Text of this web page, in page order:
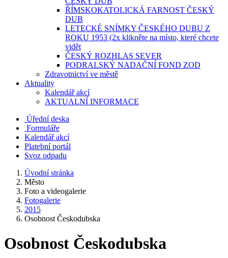
ŘÍMSKOKATOLICKÁ FARNOST ČESKÝ
DUB
LETECKÉ SNÍMKY ČESKÉHO DUBU Z
ROKU 1953 (2x klikněte na místo, které chcete
vidět
ČESKÝ ROZHLAS SEVER
PODRALSKÝ NADAČNÍ FOND ZOD
Zdravotnictví ve městě
Aktuality
Kalendář akcí
AKTUALNÍ INFORMACE
Úřední deska
Formuláře
Kalendář akcí
Platební portál
Svoz odpadu
Úvodní stránka
Město
Foto a videogalerie
Fotogalerie
2015
Osobnost Českodubska
Osobnost Českodubska